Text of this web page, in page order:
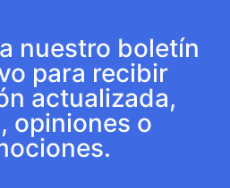
nuestro boletín
para recibir
actualizada,
opiniones o